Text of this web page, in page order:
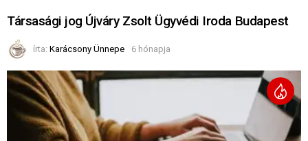
Társasági jog Újváry Zsolt Ügyvédi Iroda Budapest
írta: Karácsony Ünnepe 6 hónapja